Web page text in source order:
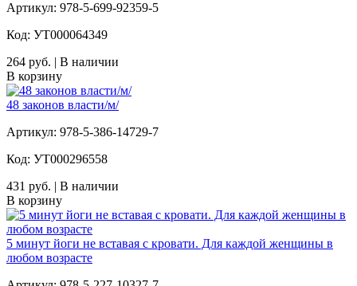
Артикул: 978-5-699-92359-5
Код: УТ000064349
264 руб. | В наличии
В корзину
48 законов власти/м/
Артикул: 978-5-386-14729-7
Код: УТ000296558
431 руб. | В наличии
В корзину
5 минут йоги не вставая с кровати. Для каждой женщины в
любом возрасте